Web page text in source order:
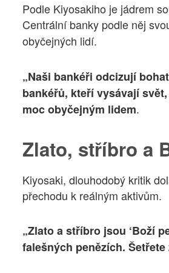
Podle Kiyosakiho je jádrem
Centrální banky podle něj
obyčejných lidí.
„Naši bankéři odcizují
bankéřů, kteří vysávají
moc obyčejným lidem.
Zlato, stříbro a
Kiyosaki, dlouhodobý kritik
přechodu k reálným aktivům.
„Zlato a stříbro jsou ‘Boží
falešných penězích.